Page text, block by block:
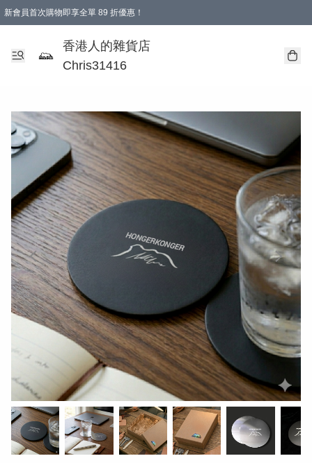
新會員首次購物即享全單 89 折優惠！
購物滿 HKD 499.00即享免運費優惠！（適用於 本地送貨、本地取貨 )
【滿 $300 專屬驚喜：無聲信物（最後一批）】
香港人的雜貨店
Chris31416